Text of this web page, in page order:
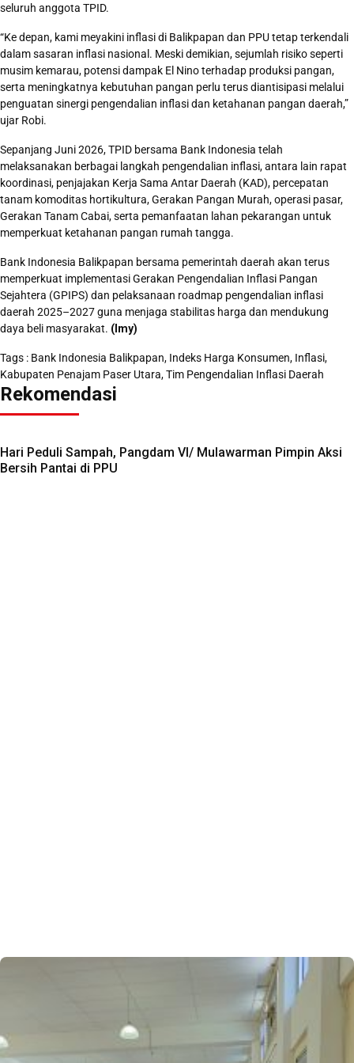
seluruh anggota TPID.
“Ke depan, kami meyakini inflasi di Balikpapan dan PPU tetap terkendali
dalam sasaran inflasi nasional. Meski demikian, sejumlah risiko seperti
musim kemarau, potensi dampak El Nino terhadap produksi pangan,
serta meningkatnya kebutuhan pangan perlu terus diantisipasi melalui
penguatan sinergi pengendalian inflasi dan ketahanan pangan daerah,”
ujar Robi.
Sepanjang Juni 2026, TPID bersama Bank Indonesia telah
melaksanakan berbagai langkah pengendalian inflasi, antara lain rapat
koordinasi, penjajakan Kerja Sama Antar Daerah (KAD), percepatan
tanam komoditas hortikultura, Gerakan Pangan Murah, operasi pasar,
Gerakan Tanam Cabai, serta pemanfaatan lahan pekarangan untuk
memperkuat ketahanan pangan rumah tangga.
Bank Indonesia Balikpapan bersama pemerintah daerah akan terus
memperkuat implementasi Gerakan Pengendalian Inflasi Pangan
Sejahtera (GPIPS) dan pelaksanaan roadmap pengendalian inflasi
daerah 2025–2027 guna menjaga stabilitas harga dan mendukung
daya beli masyarakat. (Imy)
Tags : Bank Indonesia Balikpapan, Indeks Harga Konsumen, Inflasi,
Kabupaten Penajam Paser Utara,Tim Pengendalian Inflasi Daerah
Rekomendasi
Hari Peduli Sampah, Pangdam VI/ Mulawarman Pimpin Aksi
Bersih Pantai di PPU